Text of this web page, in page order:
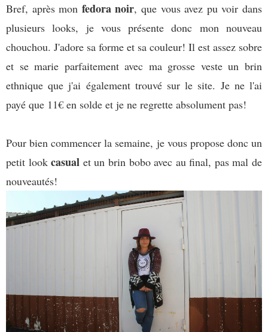
Bref, après mon fedora noir, que vous avez pu voir dans
plusieurs looks, je vous présente donc mon nouveau
chouchou. J'adore sa forme et sa couleur! Il est assez sobre
et se marie parfaitement avec ma grosse veste un brin
ethnique que j'ai également trouvé sur le site. Je ne l'ai
payé que 11€ en solde et je ne regrette absolument pas!
Pour bien commencer la semaine, je vous propose donc un
petit lookcasual et un brin bobo avec au final, pas mal de
nouveautés!